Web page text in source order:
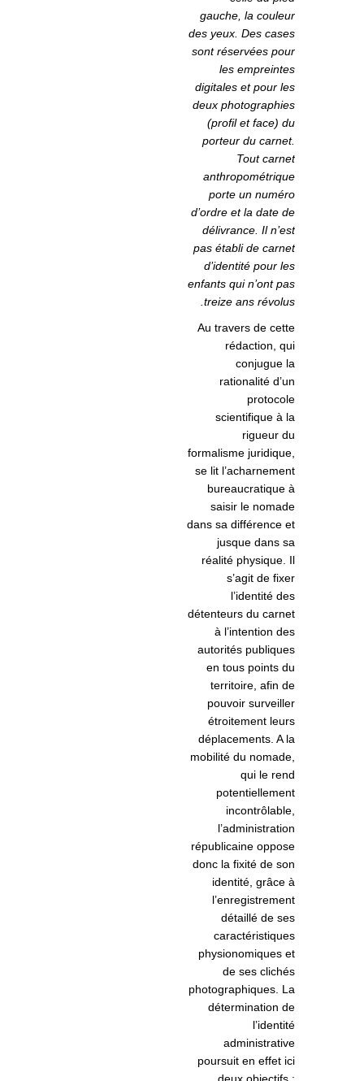
gauche, la couleur
des yeux. Des cases
sont réservées pour
les empreintes
digitales et pour les
deux photographies
(profil et face) du
porteur du carnet.
Tout carnet
anthropométrique
porte un numéro
d’ordre et la date de
délivrance. Il n’est
pas établi de carnet
d’identité pour les
enfants qui n’ont pas
treize ans révolus.
Au travers de cette
rédaction, qui
conjugue la
rationalité d’un
protocole
scientifique à la
rigueur du
formalisme juridique,
se lit l’acharnement
bureaucratique à
saisir le nomade
dans sa différence et
jusque dans sa
réalité physique. Il
s’agit de fixer
l’identité des
détenteurs du carnet
à l’intention des
autorités publiques
en tous points du
territoire, afin de
pouvoir surveiller
étroitement leurs
déplacements. A la
mobilité du nomade,
qui le rend
potentiellement
incontrôlable,
l’administration
républicaine oppose
donc la fixité de son
identité, grâce à
l’enregistrement
détaillé de ses
caractéristiques
physionomiques et
de ses clichés
photographiques. La
détermination de
l’identité
administrative
poursuit en effet ici